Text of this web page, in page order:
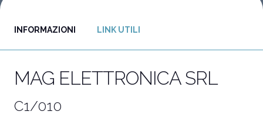
Vuoi partecipare?
Biglietti e info utili
INFORMAZIONI LINK UTILI
MAG ELETTRONICA SRL
C1/010